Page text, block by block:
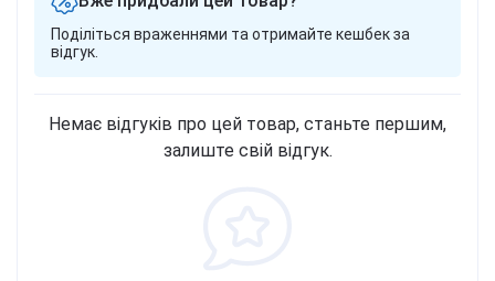
Поділіться враженнями та отримайте кешбек за
відгук.
Немає відгуків про цей товар, станьте першим,
залиште свій відгук.